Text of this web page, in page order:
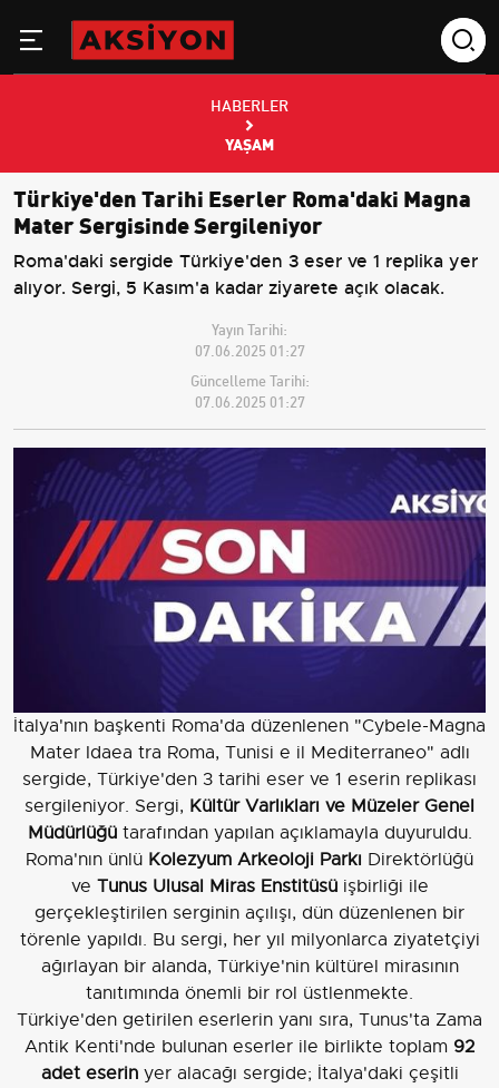
HABERLER
YAŞAM
Türkiye'den Tarihi Eserler Roma'daki Magna
Mater Sergisinde Sergileniyor
Roma'daki sergide Türkiye'den 3 eser ve 1 replika yer
alıyor. Sergi, 5 Kasım'a kadar ziyarete açık olacak.
Yayın Tarihi:
07.06.2025 01:27
Güncelleme Tarihi:
07.06.2025 01:27
İtalya'nın başkenti Roma'da düzenlenen "Cybele-Magna
Mater Idaea tra Roma, Tunisi e il Mediterraneo" adlı
sergide, Türkiye'den 3 tarihi eser ve 1 eserin replikası
sergileniyor. Sergi, Kültür Varlıkları ve Müzeler Genel
Müdürlüğütarafından yapılan açıklamayla duyuruldu.
Roma'nın ünlü Kolezyum Arkeoloji Parkı Direktörlüğü
ve Tunus Ulusal Miras Enstitüsüişbirliği ile
gerçekleştirilen serginin açılışı, dün düzenlenen bir
törenle yapıldı. Bu sergi, her yıl milyonlarca ziyatetçiyi
ağırlayan bir alanda, Türkiye'nin kültürel mirasının
tanıtımında önemli bir rol üstlenmekte.
Türkiye'den getirilen eserlerin yanı sıra, Tunus'ta Zama
Antik Kenti'nde bulunan eserler ile birlikte toplam 92
adet eserinyer alacağı sergide; İtalya'daki çeşitli